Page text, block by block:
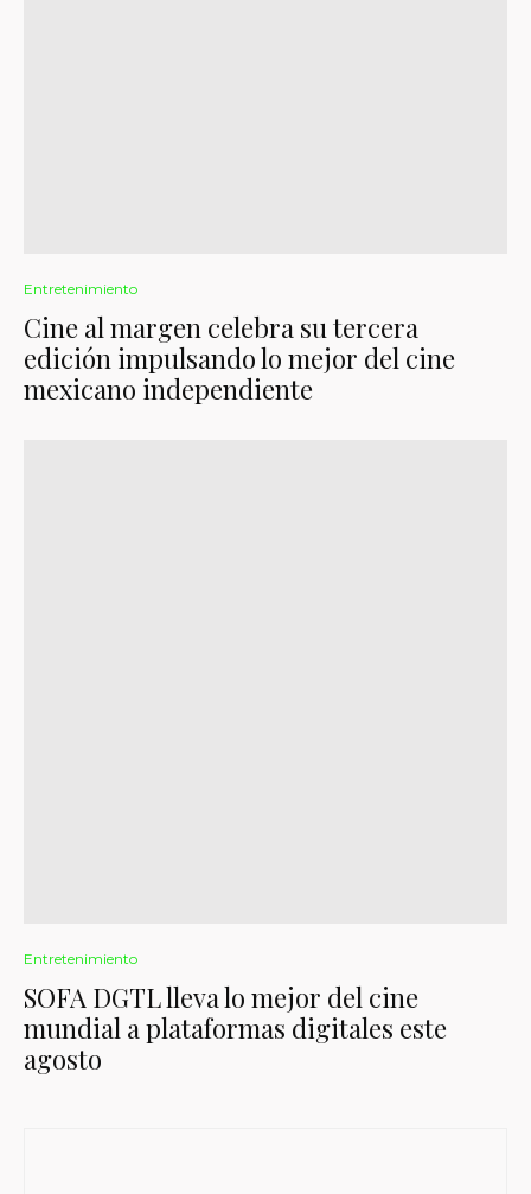
Entretenimiento
Cine al margen celebra su tercera
edición impulsando lo mejor del cine
mexicano independiente
Entretenimiento
SOFA DGTL lleva lo mejor del cine
mundial a plataformas digitales este
agosto